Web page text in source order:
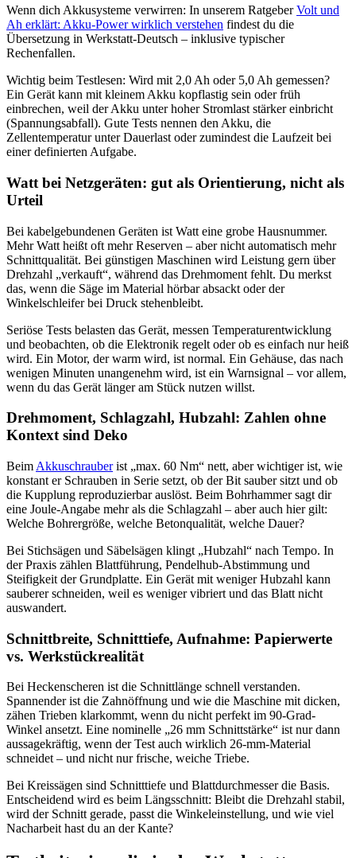
Wenn dich Akkusysteme verwirren: In unserem RatgeberVolt und
Ah erklärt: Akku-Power wirklich verstehen findest du die
Übersetzung in Werkstatt-Deutsch – inklusive typischer
Rechenfallen.
Wichtig beim Testlesen: Wird mit 2,0 Ah oder 5,0 Ah gemessen?
Ein Gerät kann mit kleinem Akku kopflastig sein oder früh
einbrechen, weil der Akku unter hoher Stromlast stärker einbricht
(Spannungsabfall). Gute Tests nennen den Akku, die
Zellentemperatur unter Dauerlast oder zumindest die Laufzeit bei
einer definierten Aufgabe.
Watt bei Netzgeräten: gut als Orientierung, nicht als
Urteil
Bei kabelgebundenen Geräten ist Watt eine grobe Hausnummer.
Mehr Watt heißt oft mehr Reserven – aber nicht automatisch mehr
Schnittqualität. Bei günstigen Maschinen wird Leistung gern über
Drehzahl „verkauft“, während das Drehmoment fehlt. Du merkst
das, wenn die Säge im Material hörbar absackt oder der
Winkelschleifer bei Druck stehenbleibt.
Seriöse Tests belasten das Gerät, messen Temperaturentwicklung
und beobachten, ob die Elektronik regelt oder ob es einfach nur heiß
wird. Ein Motor, der warm wird, ist normal. Ein Gehäuse, das nach
wenigen Minuten unangenehm wird, ist ein Warnsignal – vor allem,
wenn du das Gerät länger am Stück nutzen willst.
Drehmoment, Schlagzahl, Hubzahl: Zahlen ohne
Kontext sind Deko
Beim Akkuschrauberist „max. 60 Nm“ nett, aber wichtiger ist, wie
konstant er Schrauben in Serie setzt, ob der Bit sauber sitzt und ob
die Kupplung reproduzierbar auslöst. Beim Bohrhammer sagt dir
eine Joule-Angabe mehr als die Schlagzahl – aber auch hier gilt:
Welche Bohrergröße, welche Betonqualität, welche Dauer?
Bei Stichsägen und Säbelsägen klingt „Hubzahl“ nach Tempo. In
der Praxis zählen Blattführung, Pendelhub-Abstimmung und
Steifigkeit der Grundplatte. Ein Gerät mit weniger Hubzahl kann
sauberer schneiden, weil es weniger vibriert und das Blatt nicht
auswandert.
Schnittbreite, Schnitttiefe, Aufnahme: Papierwerte
vs. Werkstückrealität
Bei Heckenscheren ist die Schnittlänge schnell verstanden.
Spannender ist die Zahnöffnung und wie die Maschine mit dicken,
zähen Trieben klarkommt, wenn du nicht perfekt im 90-Grad-
Winkel ansetzt. Eine nominelle „26 mm Schnittstärke“ ist nur dann
aussagekräftig, wenn der Test auch wirklich 26-mm-Material
schneidet – und nicht nur frische, weiche Triebe.
Bei Kreissägen sind Schnitttiefe und Blattdurchmesser die Basis.
Entscheidend wird es beim Längsschnitt: Bleibt die Drehzahl stabil,
wird der Schnitt gerade, passt die Winkeleinstellung, und wie viel
Nacharbeit hast du an der Kante?